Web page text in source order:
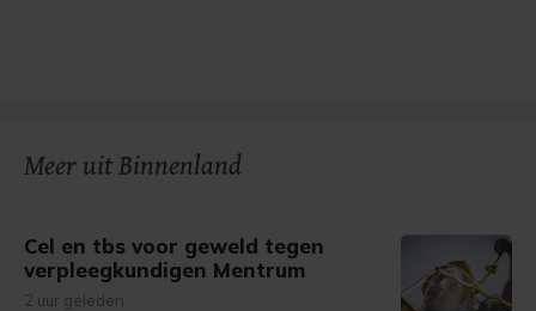
Meer uit Binnenland
Cel en tbs voor geweld tegen
verpleegkundigen Mentrum
2 uur geleden